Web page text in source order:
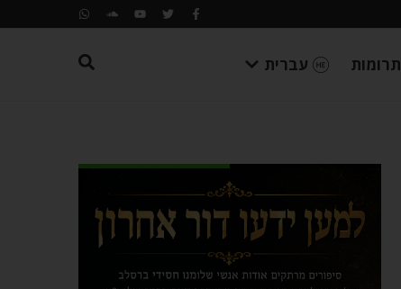
תרומות עברית